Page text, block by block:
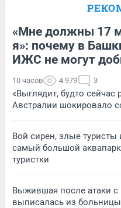
«Мне должны 17
я»: почему в
ИЖС не могут
10 часов 4 979 3
«Выглядит, будто сейчас
Австралии шокировало
Вой сирен, злые туристы
самый большой
туристки
Выжившая после атаки с
выписалась из больницы